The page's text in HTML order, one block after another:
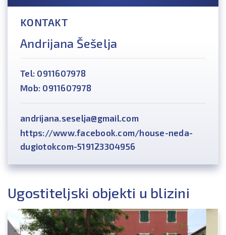
KONTAKT
Andrijana Šešelja
Tel: 0911607978
Mob: 0911607978
andrijana.seselja@gmail.com
https://www.facebook.com/house-neda-
dugiotokcom-519123304956
Ugostiteljski objekti u blizini